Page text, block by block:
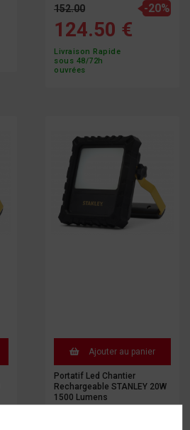
152.00
124.50 €
Livraison Rapide
sous 48/72h
ouvrées
-20%
Ajouter au panier
Portatif Led Chantier
Rechargeable STANLEY 20W
1500 Lumens